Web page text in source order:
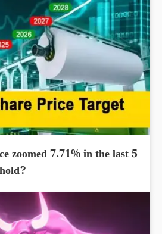
zoomed 7.71% in the last 5